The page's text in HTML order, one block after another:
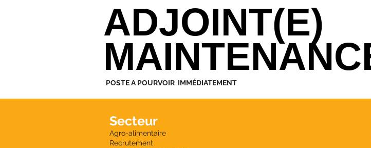
ADJOINT(E)
POSTE A POURVOIR IMMÉDIATEMENT
Secteur
Agro-alimentaire
Recrutement